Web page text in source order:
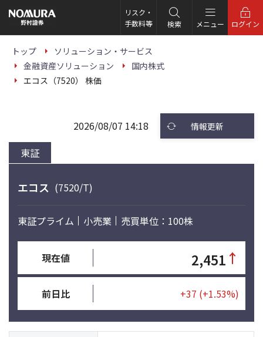
の
ー
リスク・
手数料等
検索 メニュー ログイン
トップ
ソリューション・サービス
金融資産ソリューション
国内株式
エコス（7520） 株価
東証
2026/08/07 14:18 情報更新
エコス (7520/T)
東証プライム 小売業 売買単位：100株
現在値 2,451 ↑
前日比 +37 (+1.53%)